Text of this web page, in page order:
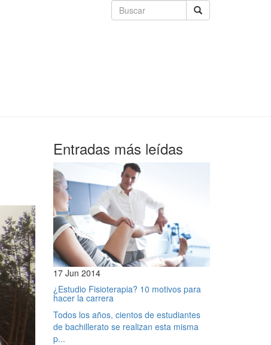
Entradas más leídas
17 Jun 2014
¿Estudio Fisioterapia? 10 motivos para
hacer la carrera
Todos los años, cientos de estudiantes
de bachillerato se realizan esta misma
p...